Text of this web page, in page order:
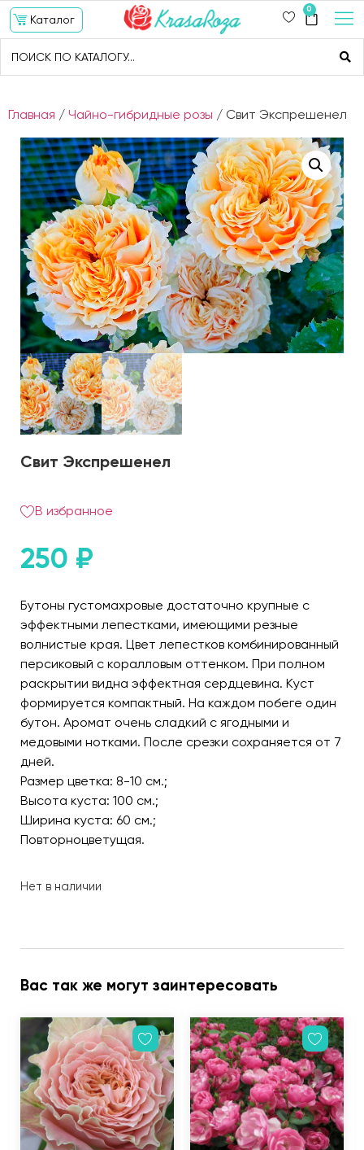
Каталог
0
Главная / Чайно-гибридные розы / Свит Экспрешенел
Свит Экспрешенел
В избранное
250 ₽
Бутоны густомахровые достаточно крупные с
эффектными лепестками, имеющими резные
волнистые края. Цвет лепестков комбинированный
персиковый с коралловым оттенком. При полном
раскрытии видна эффектная сердцевина. Куст
формируется компактный. На каждом побеге один
бутон. Аромат очень сладкий с ягодными и
медовыми нотками. После срезки сохраняется от 7
дней.
Размер цветка: 8-10 см.;
Высота куста: 100 см.;
Ширина куста: 60 см.;
Повторноцветущая.
Нет в наличии
Вас так же могут заинтересовать